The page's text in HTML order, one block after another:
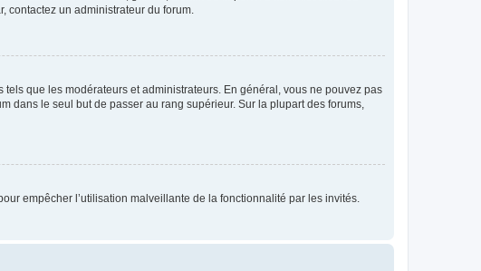
contactez un administrateur du forum.
que les modérateurs et administrateurs. En général, vous ne pouvez pas
dans le seul but de passer au rang supérieur. Sur la plupart des forums,
empêcher l’utilisation malveillante de la fonctionnalité par les invités.